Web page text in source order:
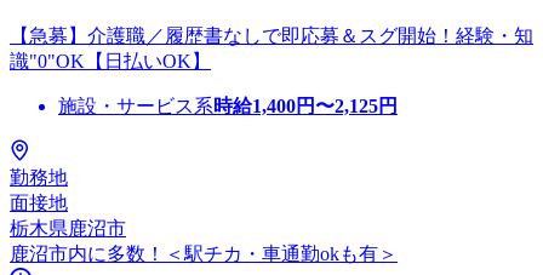
【急募】介護職／履歴書なしで即応募＆スグ開始！経験・知
識"0"OK【日払いOK】
施設・サービス系時給1,400円〜2,125円
勤務地
面接地
栃木県鹿沼市
鹿沼市内に多数！＜駅チカ・車通勤okも有＞